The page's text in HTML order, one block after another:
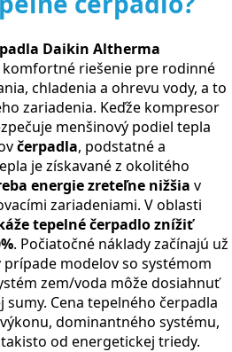
Daikin Altherma
riešenie pre rodinné
chladenia a ohrevu vody, a to
zariadenia. Keďže kompresor
menšinový podiel tepla
čerpadla, podstatné a
je získavané z okolitého
energie zreteľne nižšia v
zariadeniami. V oblasti
tepelné čerpadlo znížiť
. Počiatočné náklady začínajú už
prípade modelov so systémom
zem/voda môže dosiahnuť
Cena tepelného čerpadla
dominantného systému,
od energetickej triedy.